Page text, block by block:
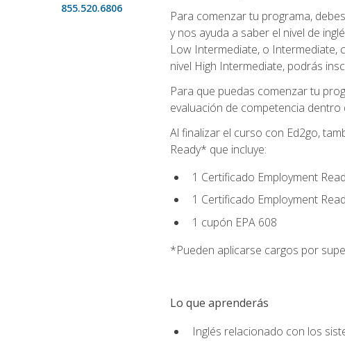
855.520.6806
Para comenzar tu programa,
y nos ayuda a saber el nivel de
Low Intermediate, o Intermediate,
nivel High Intermediate, podrás
Para que puedas comenzar tu
evaluación de competencia
Al finalizar el curso con Ed2go,
Ready* que incluye:
1 Certificado Employment
1 Certificado Employment
1 cupón EPA 608
*Pueden aplicarse cargos por
Lo que aprenderás
Inglés relacionado con los